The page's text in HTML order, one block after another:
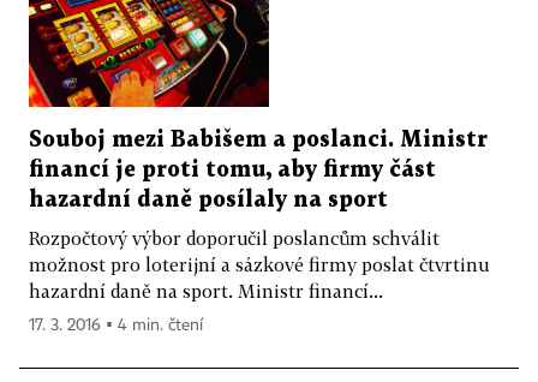
Souboj mezi Babišem a poslanci. Ministr
financí je proti tomu, aby firmy část
hazardní daně posílaly na sport
Rozpočtový výbor doporučil poslancům schválit
možnost pro loterijní a sázkové firmy poslat čtvrtinu
hazardní daně na sport. Ministr financí...
17. 3. 2016 ▪ 4 min. čtení